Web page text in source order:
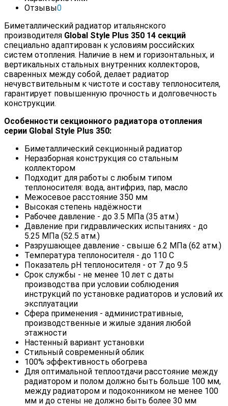
Отзывы0
Биметаллический радиатор итальянского
производителя Global Style Plus 350 14 секций
специально адаптирован к условиям российских
систем отопления. Наличие в нем и горизонтальных, и
вертикальных стальных внутренних коллекторов,
сваренных между собой, делает радиатор
нечувствительным к чистоте и составу теплоносителя,
гарантирует повышенную прочность и долговечность
конструкции.
Особенности секционного радиатора отопления
серии Global Style Plus 350:
Биметаллический секционный радиатор
Неразборная конструкция со стальным
коллектором
Подходит для работы с любым типом
теплоносителя: вода, антифриз, пар, масло
Межосевое расстояние 350 мм
Высокая степень надёжности
Рабочее давление - до 3.5 МПа (35 атм.)
Давление при гидравлических испытаниях - до
5.25 МПа (52.5 атм.)
Разрушающее давление - свыше 6.2 МПа (62 атм.)
Температура теплоносителя - до 110 С
Показатель pH теплоносителя - от 7 до 9.5
Срок службы - не менее 10 лет с даты
производства при условии соблюдения
инструкций по установке радиаторов и условий их
эксплуатации
Сфера применения - административные,
производственные и жилые здания любой
этажности
Настенный вариант установки
Стильный современный облик
100% эффективность обогрева
Для оптимальной теплоотдачи расстояние между
радиатором и полом должно быть больше 100 мм,
между радиатором и подоконником не менее 100
мм и до стены не должно быть более 30 мм